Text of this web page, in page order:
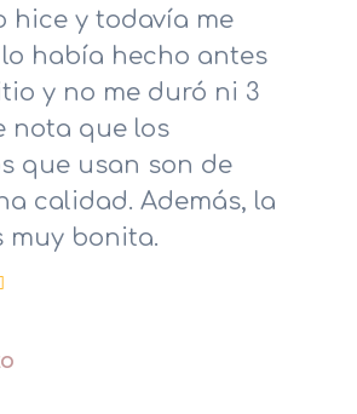
hice y todavía me
había hecho antes
y no me duró ni 3
nota que los
que usan son de
calidad. Además, la
muy bonita.